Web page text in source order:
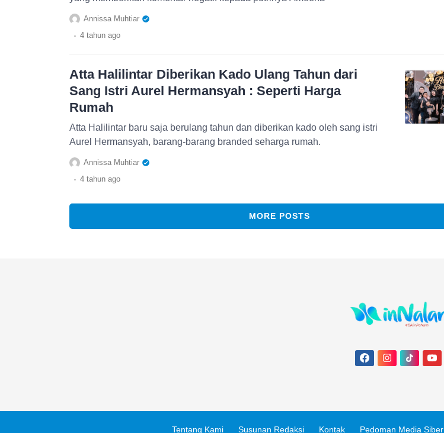
Annissa Muhtiar
. 4 tahun ago
Atta Halilintar Diberikan Kado Ulang Tahun dari
Sang Istri Aurel Hermansyah : Seperti Harga
Rumah
Atta Halilintar baru saja berulang tahun dan diberikan kado oleh sang istri
Aurel Hermansyah, barang-barang branded seharga rumah.
Annissa Muhtiar
. 4 tahun ago
MORE POSTS
Tentang Kami Susunan Redaksi Kontak Pedoman Media Siber